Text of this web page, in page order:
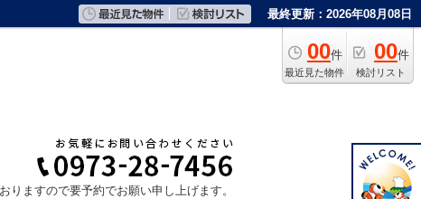
最終更新：2026年08月08日
00件
最近見た物件
00件
検討リスト
ますので要予約でお願い申し上げます。